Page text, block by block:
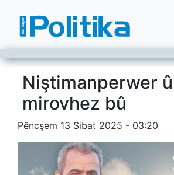
Niştimanperwer û
mirovhez bû
Pêncşem 13 Sibat 2025 - 03:20